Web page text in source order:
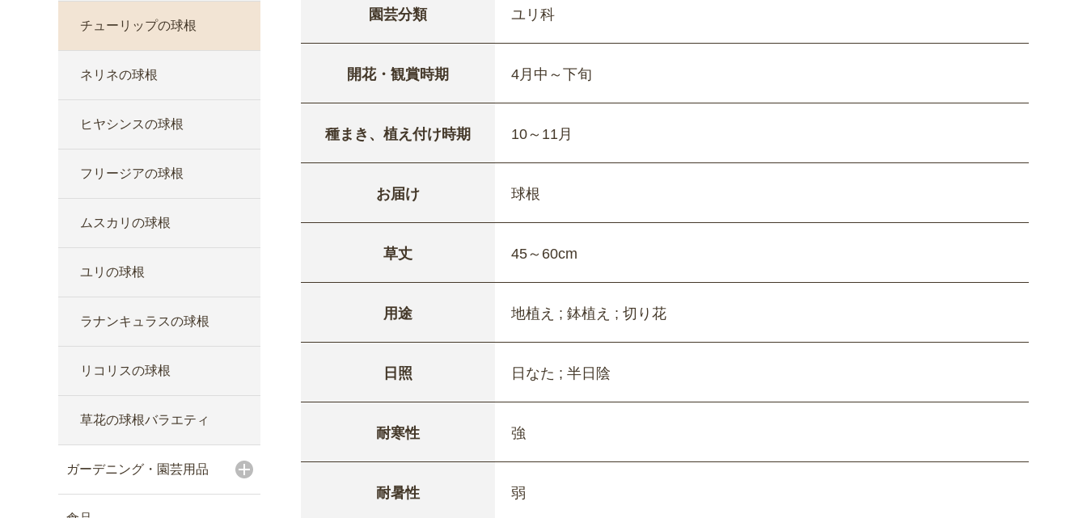
チューリップの球根
ネリネの球根
ヒヤシンスの球根
フリージアの球根
ムスカリの球根
ユリの球根
ラナンキュラスの球根
リコリスの球根
草花の球根バラエティ
ガーデニング・園芸用品
園芸分類 ユリ科
開花・観賞時期 4月中～下旬
種まき、植え付け時期 10～11月
お届け 球根
草丈 45～60cm
用途 地植え ; 鉢植え ; 切り花
日照 日なた ; 半日陰
耐寒性 強
耐暑性 弱